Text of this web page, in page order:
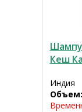
Кеш
Индия